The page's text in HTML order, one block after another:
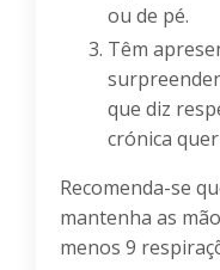
ou de pé.
Têm
que diz
crónica
Recomenda-se
mantenha as
menos 9